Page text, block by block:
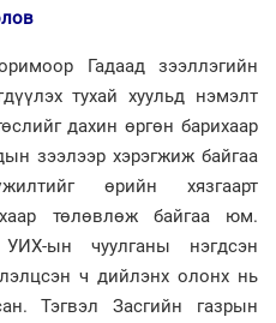
Гадаад зээллэгийн
тухай хуульд нэмэлт
дахин өргөн барихаар
зээлээр хэрэгжиж байгаа
өрийн хязгаарт
төлөвлөж байгаа юм.
ын чуулганы нэгдсэн
ч дийлэнх олонх нь
Тэгвэл Засгийн газрын